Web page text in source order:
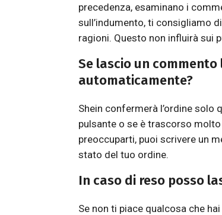
precedenza, esaminano i
sull’indumento, ti consigliamo
ragioni. Questo non influirà sui
Se lascio un
automaticamente?
Shein confermerà l’ordine
pulsante o se è trascorso
preoccuparti, puoi scrivere un
stato del tuo ordine.
In caso di reso posso
Se non ti piace qualcosa che